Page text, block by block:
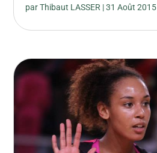
parThibaut LASSER |31 Août 2015